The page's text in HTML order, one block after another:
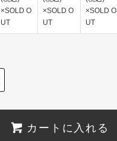
×SOLD O
UT
×SOLD O
UT
×SOLD O
UT
カートに入れる